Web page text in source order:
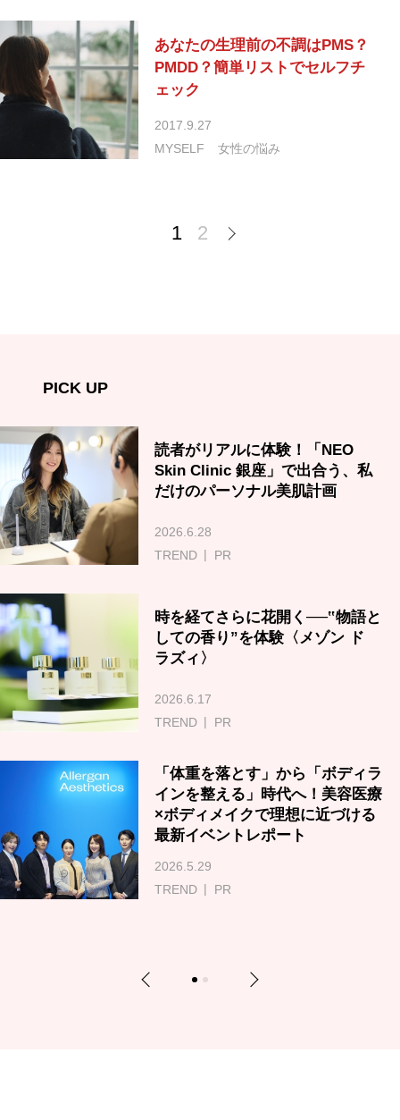
あなたの生理前の不調はPMS？
PMDD？簡単リストでセルフチ
ェック
2017.9.27
MYSELF
女性の悩み
1 2
PICK UP
読者がリアルに体験！「NEO
Skin Clinic 銀座」で出合う、私
だけのパーソナル美肌計画
2026.6.28
TREND
PR
時を経てさらに花開く──‟物語と
しての香り”を体験〈メゾン ド
ラズィ〉
2026.6.17
TREND
PR
「体重を落とす」から「ボディラ
インを整える」時代へ！美容医療
×ボディメイクで理想に近づける
最新イベントレポート
2026.5.29
TREND
PR
Previous 1 2 Next